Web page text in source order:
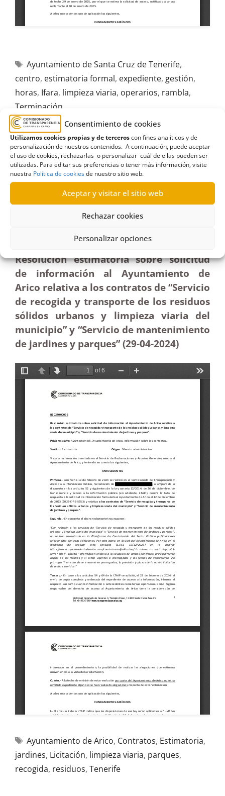
Consentimiento de cookies
Utilizamos cookies propias y de terceroscon fines analíticos y de
personalización de nuestros contenidos. A continuación, puede aceptar
el uso de cookies, rechazarlas o personalizar cuál de ellas pueden ser
utilizadas. Para editar sus preferencias o tener más información, visite
nuestra Política de cookiesde nuestro sitio web.
Aceptar y visitar el sitio web
Rechazar cookies
Personalizar opciones
Ayuntamiento de Santa Cruz de Tenerife,
centro, estimatoria formal, expediente, gestión,
horas, Ifara, limpieza viaria, operarios, rambla,
Terminación
R96/2024
28/06/2024
Solicitud de información al Ayuntamiento de Arico
sobre contratos de limpieza viaria y
mantenimiento de jardines|Estimatoria
Resolución estimatoria sobre solicitud
de información al Ayuntamiento de
Arico relativa a los contratos de “Servicio
de recogida y transporte de los residuos
sólidos urbanos y limpieza viaria del
municipio” y “Servicio de mantenimiento
de jardines y parques” (29-04-2024)
Ayuntamiento de Arico, Contratos, Estimatoria,
jardines, Licitación, limpieza viaria, parques,
recogida, residuos, Tenerife